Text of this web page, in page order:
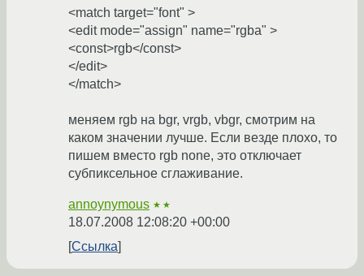
<match target="font" >
<edit mode="assign" name="rgba" >
<const>rgb</const>
</edit>
</match>
меняем rgb на bgr, vrgb, vbgr, смотрим на
каком значении лучше. Если везде плохо, то
пишем вместо rgb none, это отключает
субпиксельное сглаживание.
annoynymous ★★
18.07.2008 12:08:20 +00:00
Ссылка